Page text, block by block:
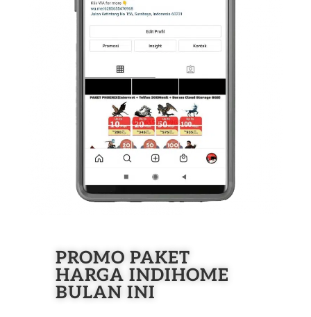
PROMO PAKET
HARGA INDIHOME
BULAN INI